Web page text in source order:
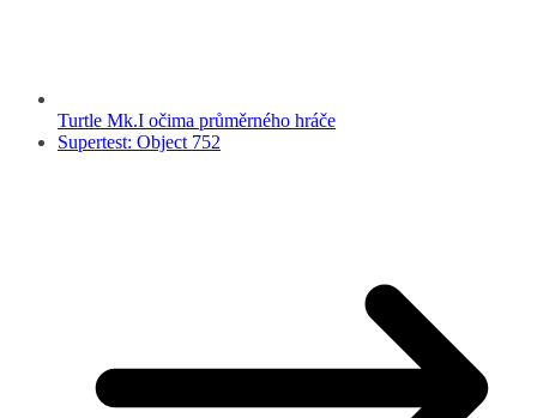
Turtle Mk.I očima průměrného hráče
Supertest: Object 752